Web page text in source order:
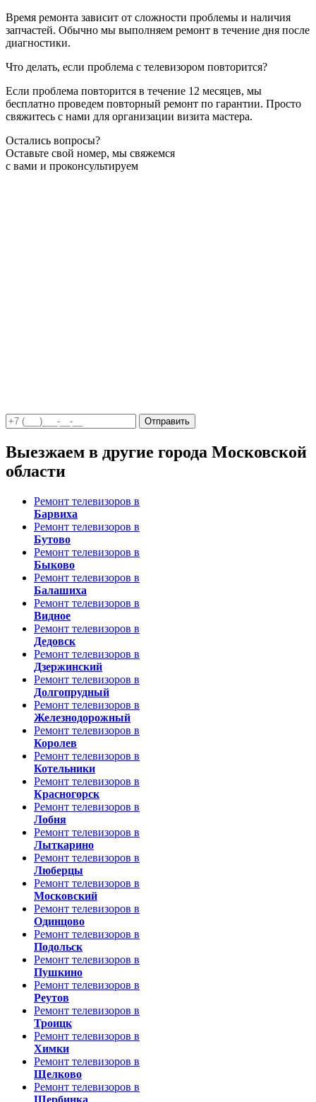
Время ремонта зависит от сложности проблемы и наличия
запчастей. Обычно мы выполняем ремонт в течение дня после
диагностики.
Что делать, если проблема с телевизором повторится?
Если проблема повторится в течение 12 месяцев, мы
бесплатно проведем повторный ремонт по гарантии. Просто
свяжитесь с нами для организации визита мастера.
Остались вопросы?
Оставьте свой номер, мы свяжемся
с вами и проконсультируем
Отправить
Выезжаем в другие города Московской
области
Ремонт телевизоров в
Барвиха
Ремонт телевизоров в
Бутово
Ремонт телевизоров в
Быково
Ремонт телевизоров в
Балашиха
Ремонт телевизоров в
Видное
Ремонт телевизоров в
Дедовск
Ремонт телевизоров в
Дзержинский
Ремонт телевизоров в
Долгопрудный
Ремонт телевизоров в
Железнодорожный
Ремонт телевизоров в
Королев
Ремонт телевизоров в
Котельники
Ремонт телевизоров в
Красногорск
Ремонт телевизоров в
Лобня
Ремонт телевизоров в
Лыткарино
Ремонт телевизоров в
Люберцы
Ремонт телевизоров в
Московский
Ремонт телевизоров в
Одинцово
Ремонт телевизоров в
Подольск
Ремонт телевизоров в
Пушкино
Ремонт телевизоров в
Реутов
Ремонт телевизоров в
Троицк
Ремонт телевизоров в
Химки
Ремонт телевизоров в
Щелково
Ремонт телевизоров в
Щербинка